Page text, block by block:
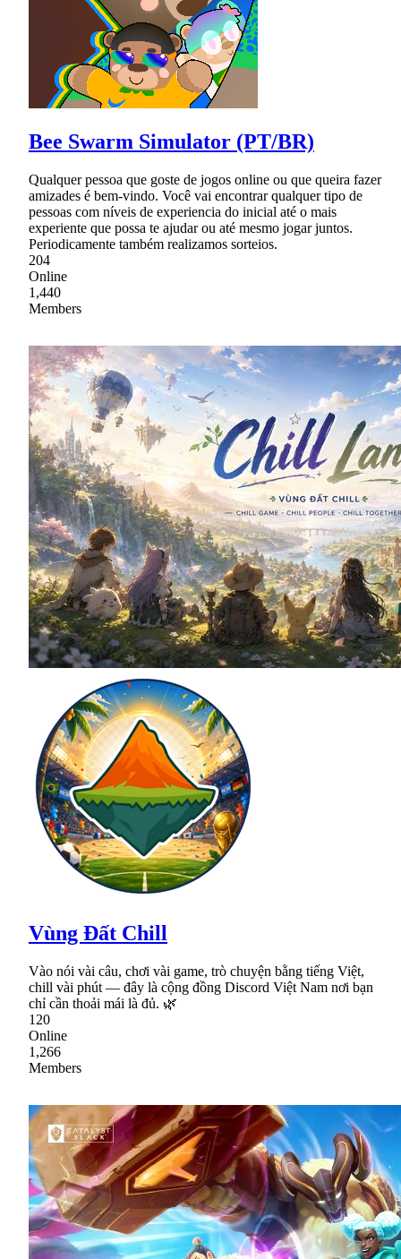
Bee Swarm Simulator (PT/BR)
Qualquer pessoa que goste de jogos online ou que queira fazer
amizades é bem-vindo. Você vai encontrar qualquer tipo de
pessoas com níveis de experiencia do inicial até o mais
experiente que possa te ajudar ou até mesmo jogar juntos.
Periodicamente também realizamos sorteios.
204
Online
1,440
Members
Vùng Đất Chill
Vào nói vài câu, chơi vài game, trò chuyện bằng tiếng Việt,
chill vài phút — đây là cộng đồng Discord Việt Nam nơi bạn
chỉ cần thoải mái là đủ. 🌿
120
Online
1,266
Members